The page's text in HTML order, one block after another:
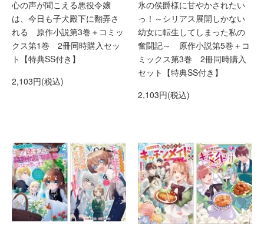
心の声が聞こえる悪役令嬢
は、今日も子犬殿下に翻弄さ
れる 原作小説第3巻＋コミッ
クス第1巻 2冊同時購入セッ
ト【特典SS付き】
2,103円(税込)
氷の侯爵様に甘やかされたい
っ！～シリアス展開しかない
幼女に転生してしまった私の
奮闘記～ 原作小説第5巻＋コ
ミックス第3巻 2冊同時購入
セット【特典SS付き】
2,103円(税込)